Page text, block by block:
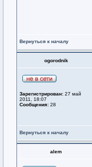
Вернуться к началу
ogorodnik
Зарегистрирован: 27 май
2011, 18:07
Сообщения: 28
Вернуться к началу
alem